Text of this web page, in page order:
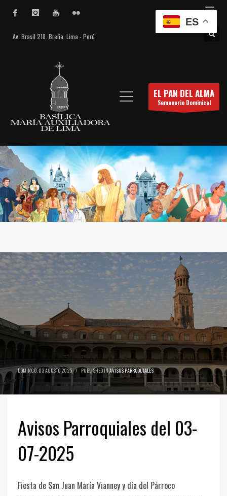
Av. Brasil 218. Breña. Lima - Perú
EL PAN DEL ALMA
Semanario Dominical
DOMINGO, 03 AGOSTO 2025 / PUBLISHED INAVISOS PARROQUIALES
Avisos Parroquiales del 03-
07-2025
Fiesta de San Juan María Vianney y día del Párroco
ES